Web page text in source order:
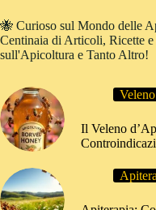
🐝 Curioso sul Mondo delle
Centinaia di Articoli, Ricette
sull'Apicoltura e Tanto Altro!
Il Veleno